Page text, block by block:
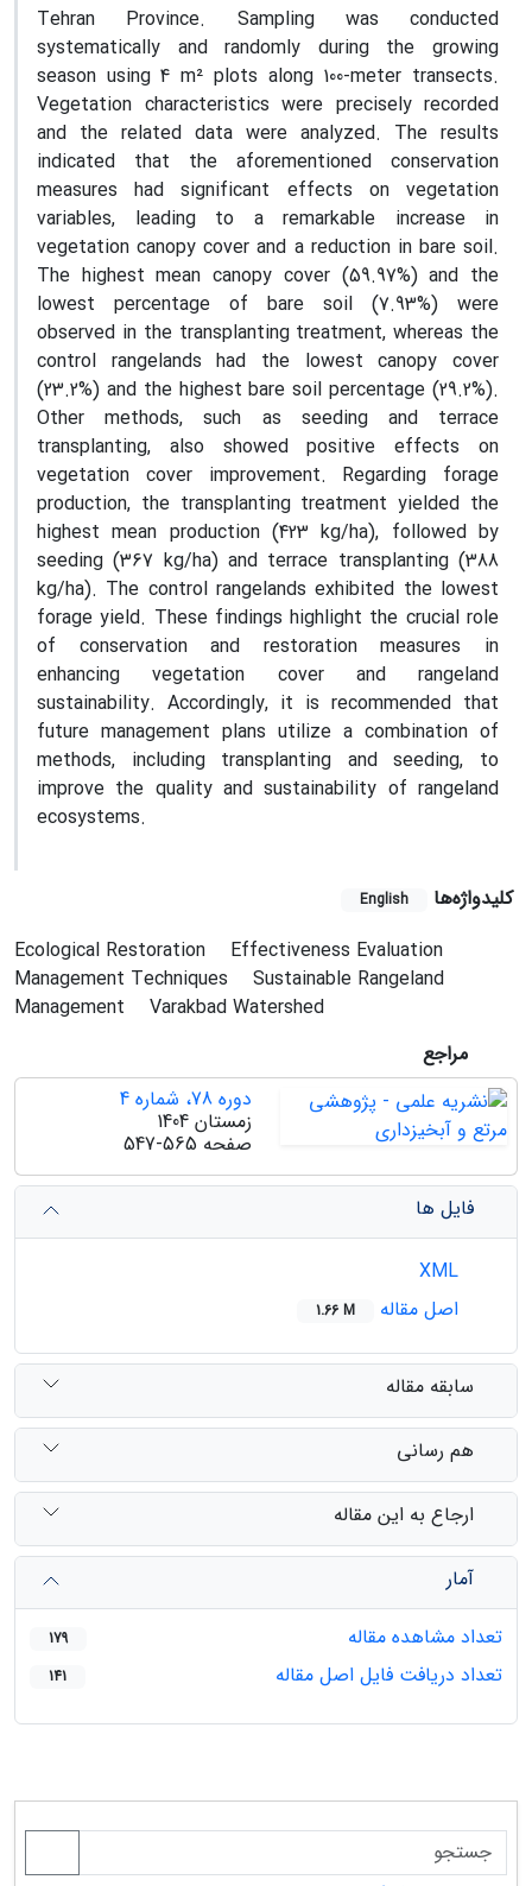
Tehran Province. Sampling was conducted
systematically and randomly during the growing
season using 4 m² plots along 100-meter transects.
Vegetation characteristics were precisely recorded
and the related data were analyzed. The results
indicated that the aforementioned conservation
measures had significant effects on vegetation
variables, leading to a remarkable increase in
vegetation canopy cover and a reduction in bare soil.
The highest mean canopy cover (59.97%) and the
lowest percentage of bare soil (7.93%) were
observed in the transplanting treatment, whereas the
control rangelands had the lowest canopy cover
(23.2%) and the highest bare soil percentage (29.2%).
Other methods, such as seeding and terrace
transplanting, also showed positive effects on
vegetation cover improvement. Regarding forage
production, the transplanting treatment yielded the
highest mean production (423 kg/ha), followed by
seeding (367 kg/ha) and terrace transplanting (388
kg/ha). The control rangelands exhibited the lowest
forage yield. These findings highlight the crucial role
of conservation and restoration measures in
enhancing vegetation cover and rangeland
sustainability. Accordingly, it is recommended that
future management plans utilize a combination of
methods, including transplanting and seeding, to
improve the quality and sustainability of rangeland
ecosystems.
کلیدواژه‌ها English
Ecological Restoration
Effectiveness Evaluation
Management Techniques
Sustainable Rangeland
Management
Varakbad Watershed
مراجع
دوره 78، شماره 4
زمستان 1404
صفحه 547-565
فایل ها
اصل مقاله
1.66 M
سابقه مقاله
هم رسانی
ارجاع به این مقاله
آمار
تعداد مشاهده مقاله
179
تعداد دریافت فایل اصل مقاله 141